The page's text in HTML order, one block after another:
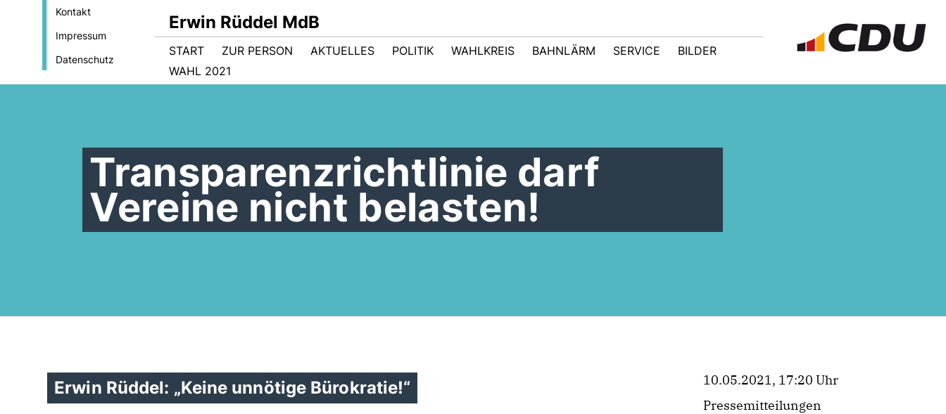
Kontakt
Impressum
Datenschutz
Erwin Rüddel MdB
START ZUR PERSON AKTUELLES POLITIK WAHLKREIS BAHNLÄRM SERVICE
BILDER
WAHL 2021
Transparenzrichtlinie darf
Vereine nicht belasten!
Erwin Rüddel: „Keine unnötige Bürokratie!“
10.05.2021, 17:20 Uhr
Pressemitteilungen